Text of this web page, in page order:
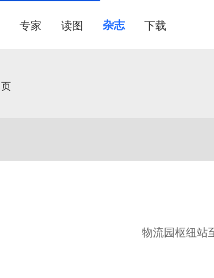
专家 读图 杂志 下载
页
物流园枢纽站